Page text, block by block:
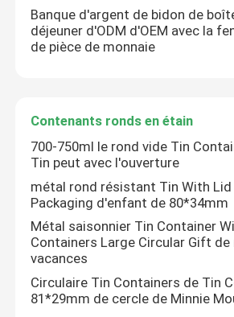
Banque d'argent de bidon de
déjeuner d'ODM d'OEM avec la
de pièce de monnaie
Contenants ronds en étain
700-750ml le rond vide Tin
Tin peut avec l'ouverture
métal rond résistant Tin With Lid
Packaging d'enfant de 80*34mm
Métal saisonnier Tin Container
Containers Large Circular Gift de
vacances
Circulaire Tin Containers de Tin
81*29mm de cercle de Minnie